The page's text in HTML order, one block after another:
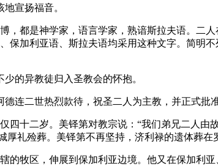
宣扬福音。
，都是神学家，语言学家，熟谙斯拉夫语。二
保加利亚语、斯拉夫语均采用这种文字。简明
的异教徒归入圣教会的怀抱。
连二世热烈款待，祝圣二人为主教，并正式批
四十二岁。美铎第对教宗说：“我们弟兄二人
礼殓葬。美铎第不再坚持，济利禄的遗体葬在
的牧区，伸展到保加利亚边境。他又在保加利